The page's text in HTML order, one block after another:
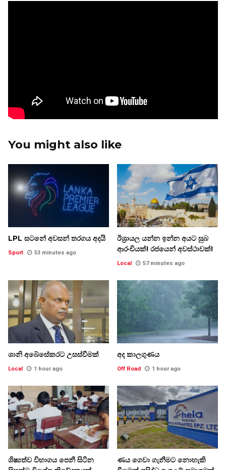
You might also like
LPL සටනේ අවසන් තරගය අදයි
Sport 53 minutes ago
ඊශ්‍රායල යන්න ඉන්න අයට සුබ
ආරංචියක්! ‍රජයෙන් අවස්ථාවක්!
Local 57 minutes ago
ශානි අබේසේකරට උසස්වීමක්
Local 1 hour ago
අද කාලගුණය
Off Road 1 hour ago
ශිෂ්‍යත්ව විභාගය පෙනී සිටින
ණය ගෙවා ගැනීමට නොහැකි